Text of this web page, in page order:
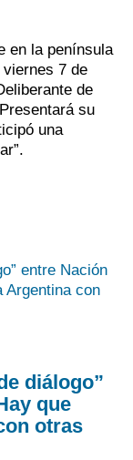
en la península
7 de
de
su
una
diálogo”
que
otras